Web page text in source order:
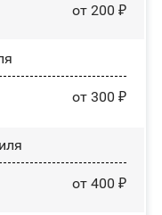
от 200 ₽
от 300 ₽
от 400 ₽